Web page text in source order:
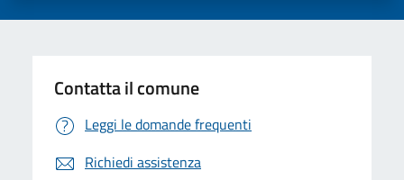
Contatta il comune
Leggi le domande frequenti
Richiedi assistenza